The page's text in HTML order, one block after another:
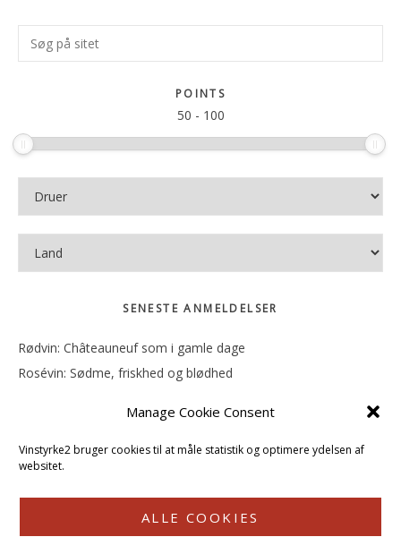
Manage Cookie Consent
Vinstyrke2 bruger cookies til at måle statistik og optimere ydelsen af
websitet.
ALLE COOKIES
Primær
Sidebar
Søg
på
POINTS
50 - 100
SENESTE ANMELDELSER
Rødvin: Châteauneuf som i gamle dage
Rosévin: Sødme, friskhed og blødhed
Rosévin: Forfriskende bagatel
Rosévin: Sødmen hænger i munden